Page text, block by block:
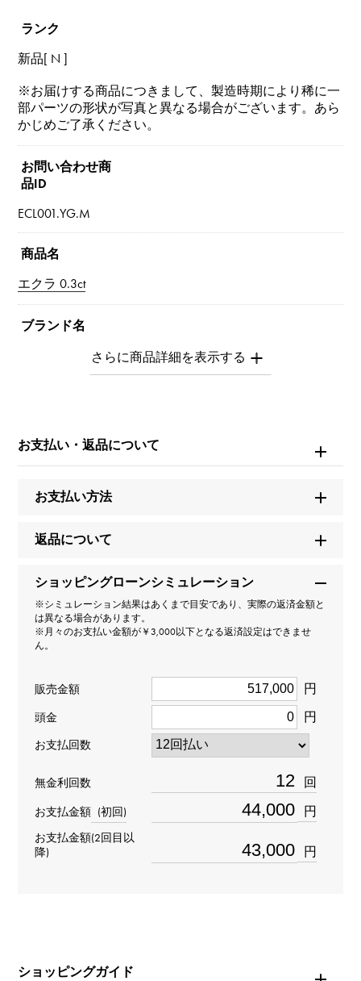
ランク
新品[ N ]
※お届けする商品につきまして、製造時期により稀に一
部パーツの形状が写真と異なる場合がございます。あら
かじめご了承ください。
お問い合わせ商
品ID
ECL001.YG.M
商品名
エクラ 0.3ct
ブランド名
型番
ECL001.YG.M
タイプ
種類
ネックレス＞一粒 × ネックレス
デザイン
一粒
材質
K18イエローゴールド
ダイヤモンド 約0.300ct
お支払い・返品について
お支払い方法
返品について
ショッピングローンシミュレーション
※シミュレーション結果はあくまで目安であり、実際の返済金額と
は異なる場合があります。
※月々のお支払い金額が￥3,000以下となる返済設定はできませ
ん。
販売金額 円
頭金 円
お支払回数
無金利回数 回
お支払金額 (初回) 円
お支払金額(2回目以
降)
円
ショッピングガイド